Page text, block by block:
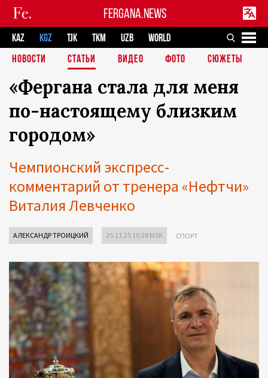
FERGANA.NEWS
KAZ KGZ TJK TKM UZB
WORLD
НОВОСТИ
СТАТЬИ ВИДЕО ФОТО СЮЖЕТЫ
«Фергана стала для меня
по-настоящему близким
городом»
Чемпионский экспресс-
комментарий от тренера «Нефтчи»
Виталия Левченко
АЛЕКСАНДР ТРОИЦКИЙ 25.11.25 10:28 MSK СПОРТ